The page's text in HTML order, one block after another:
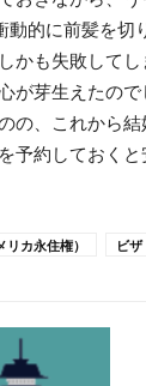
的に前髪を切
かも失敗して
が芽生えたの
の、これから
予約しておく
カ永住権） ビザ